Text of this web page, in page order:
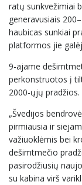
ratų sunkvežimiai
generavusiais
haubicas sunkiai
platformos jie
9-ajame
perkonstruotos į
2000-ųjų pradžios.
„Švedijos
pirmiausia ir
važiuoklėmis bei
dešimtmečio
pasirodžiusių
su kabina virš